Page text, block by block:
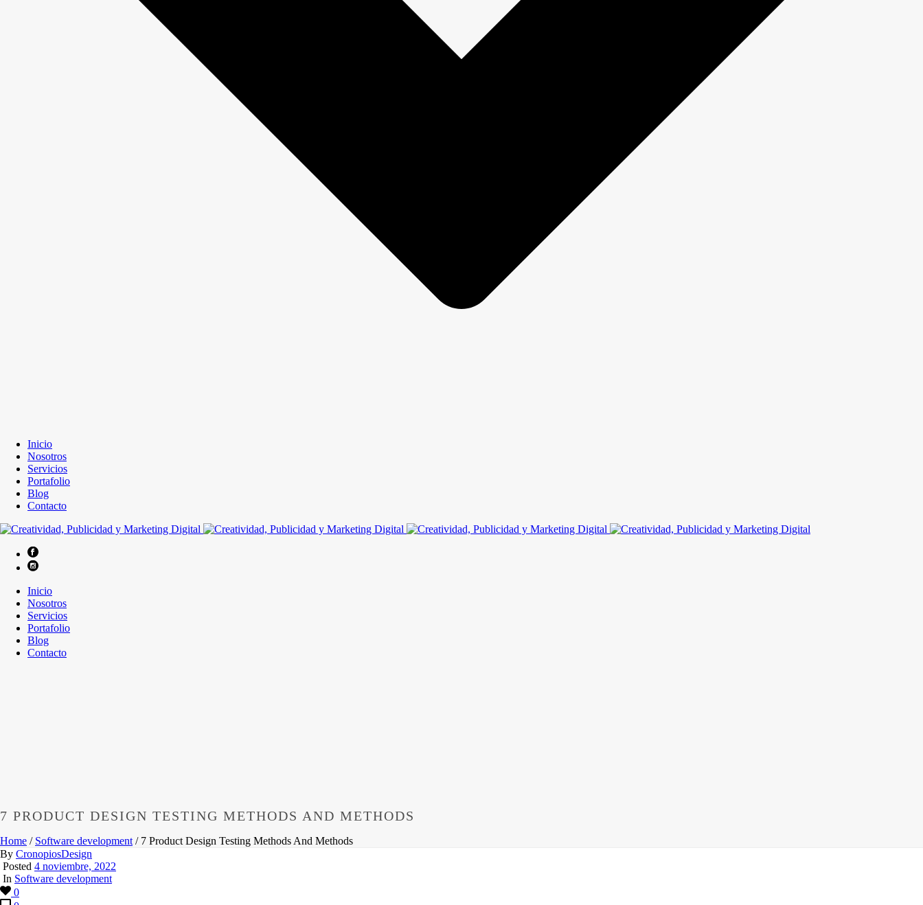
Inicio
Nosotros
Servicios
Portafolio
Blog
Contacto
Inicio
Nosotros
Servicios
Portafolio
Blog
Contacto
7 PRODUCT DESIGN TESTING METHODS AND METHODS
Home / Software development / 7 Product Design Testing Methods And Methods
By CronopiosDesign
Posted 4 noviembre, 2022
In Software development
0